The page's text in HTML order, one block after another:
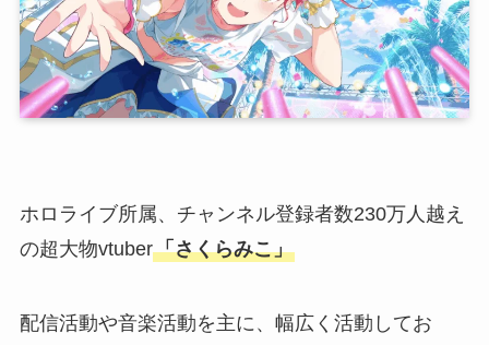
ホロライブ所属、チャンネル登録者数230万人越え
の超大物vtuber「さくらみこ」
配信活動や音楽活動を主に、幅広く活動してお